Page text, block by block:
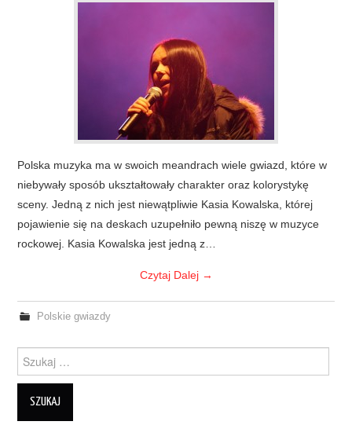
Polska muzyka ma w swoich meandrach wiele gwiazd, które w
niebywały sposób ukształtowały charakter oraz kolorystykę
sceny. Jedną z nich jest niewątpliwie Kasia Kowalska, której
pojawienie się na deskach uzupełniło pewną niszę w muzyce
rockowej. Kasia Kowalska jest jedną z…
Czytaj Dalej →
Polskie gwiazdy
Szukanie dla: